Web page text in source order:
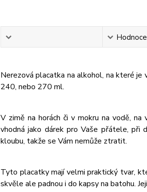
Nerezová placatka na alkohol, na které
240, nebo 270 ml.
V zimě na horách či v mokru na vodě,
vhodná jako dárek pro Vaše přátele, při
kloubu, takže se Vám nemůže ztratit.
Tyto placatky mají velmi praktický tvar,
skvěle ale padnou i do kapsy na batohu.